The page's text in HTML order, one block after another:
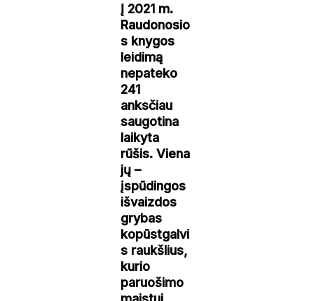
Į 2021 m.
Raudonosio
s knygos
leidimą
nepateko
241
anksčiau
saugotina
laikyta
rūšis. Viena
jų –
įspūdingos
išvaizdos
grybas
kopūstgalvi
s raukšlius,
kurio
paruošimo